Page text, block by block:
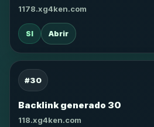
1178.xg4ken.com
SI Abrir
#30
Backlink generado 30
118.xg4ken.com